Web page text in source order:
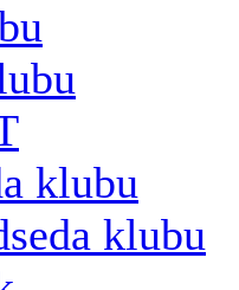
klubu
klubu